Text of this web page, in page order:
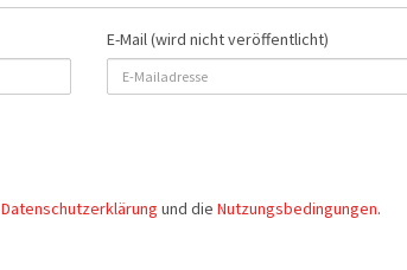
E-Mail (wird nicht veröffentlicht)
Datenschutzerklärung und die Nutzungsbedingungen.